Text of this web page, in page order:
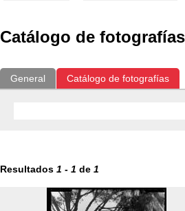
Catálogo de fotografías
General Catálogo de fotografías
Resultados 1 - 1 de 1